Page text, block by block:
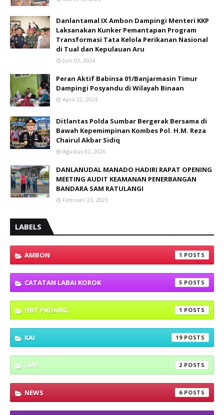
Danlantamal IX Ambon Dampingi Menteri KKP
Laksanakan Kunker Pemantapan Program
Transformasi Tata Kelola Perikanan Nasional
di Tual dan Kepulauan Aru
Juni 03, 2024
Peran Aktif Babinsa 01/Banjarmasin Timur
Dampingi Posyandu di Wilayah Binaan
April 22, 2024
Ditlantas Polda Sumbar Bergerak Bersama di
Bawah Kepemimpinan Kombes Pol. H.M. Reza
Chairul Akbar Sidiq
Agustus 02, 2026
DANLANUDAL MANADO HADIRI RAPAT OPENING
MEETING AUDIT KEAMANAN PENERBANGAN
BANDARA SAM RATULANGI
Februari 23, 2023
LABELS
AMBON 1
CATATAN LABAI KOROK 5
HBT PADANG 1
KAI 19
LMP 2
NEWS 6